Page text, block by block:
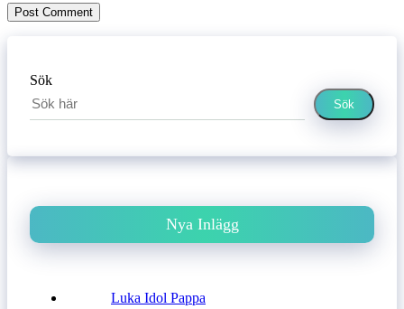
Sök
Sök
Nya Inlägg
Luka Idol Pappa